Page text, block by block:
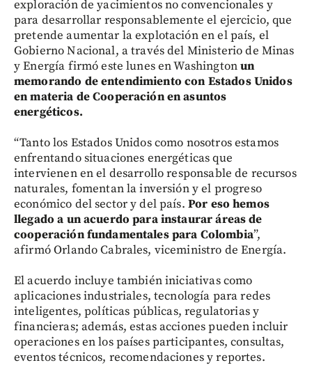
exploración de yacimientos no convencionales y
para desarrollar responsablemente el ejercicio, que
pretende aumentar la explotación en el país, el
Gobierno Nacional, a través del Ministerio de Minas
y Energía firmó este lunes en Washingtonun
memorando de entendimiento con Estados Unidos
en materia de Cooperación en asuntos
energéticos.
“Tanto los Estados Unidos como nosotros estamos
enfrentando situaciones energéticas que
intervienen en el desarrollo responsable de recursos
naturales, fomentan la inversión y el progreso
económico del sector y del país. Por eso hemos
llegado a un acuerdo para instaurar áreas de
cooperación fundamentales para Colombia”,
afirmó Orlando Cabrales, viceministro de Energía.
El acuerdo incluye también iniciativas como
aplicaciones industriales, tecnología para redes
inteligentes, políticas públicas, regulatorias y
financieras; además, estas acciones pueden incluir
operaciones en los países participantes, consultas,
eventos técnicos, recomendaciones y reportes.